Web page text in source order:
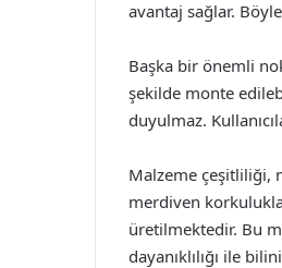
avantaj sağlar.
Başka bir önemli
şekilde monte
duyulmaz.
Malzeme çeşitliliği,
merdiven
üretilmektedir. Bu
dayanıklılığı ile